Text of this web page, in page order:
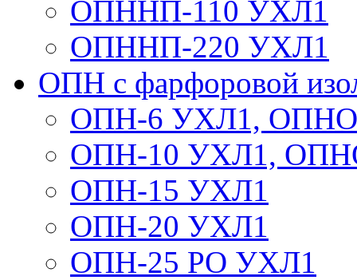
ОПННП-110 УХЛ1
ОПННП-220 УХЛ1
ОПН с фарфоровой
ОПН-6 УХЛ1,
ОПН-10 УХЛ1,
ОПН-15 УХЛ1
ОПН-20 УХЛ1
ОПН-25 РО УХЛ1